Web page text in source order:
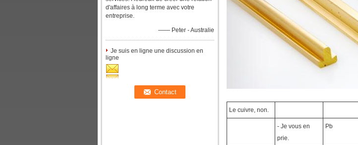
d'affaires à long terme avec votre
entreprise.
—— Peter - Australie
Je suis en ligne une discussion en
ligne
Le cuivre, non.
- Je vous en
prie.
Pb